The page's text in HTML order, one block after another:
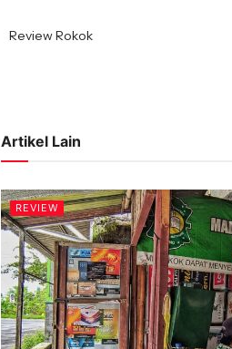
Review Rokok
Artikel Lain
REVIEW